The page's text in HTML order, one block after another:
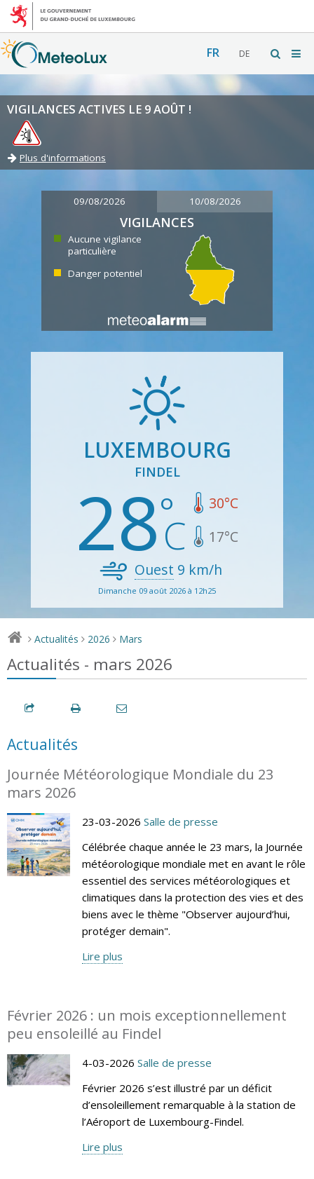
FR DE
VIGILANCES ACTIVES LE 9 AOÛT !
Plus d'informations
09/08/2026 10/08/2026
VIGILANCES
Aucune vigilance
particulière
Danger potentiel
LUXEMBOURG
FINDEL
28 30°C
17°C
Ouest 9 km/h
Dimanche 09 août 2026 à 12h25
> Actualités > 2026 > Mars
Actualités - mars 2026
Actualités
Journée Météorologique Mondiale du 23
mars 2026
23-03-2026 Salle de presse
Célébrée chaque année le 23 mars, la Journée
météorologique mondiale met en avant le rôle
essentiel des services météorologiques et
climatiques dans la protection des vies et des
biens avec le thème "Observer aujourd’hui,
protéger demain".
Lire plus
Février 2026 : un mois exceptionnellement
peu ensoleillé au Findel
4-03-2026 Salle de presse
Février 2026 s’est illustré par un déficit
d’ensoleillement remarquable à la station de
l’Aéroport de Luxembourg-Findel.
Lire plus